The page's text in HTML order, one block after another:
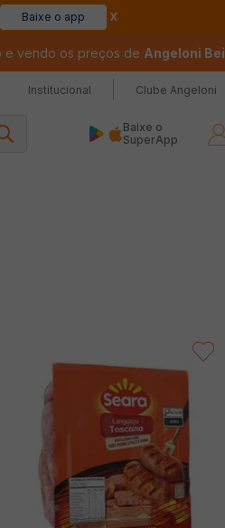
Baixe o app
e vendo os preços de Angeloni
Institucional Clube Angeloni
Baixe o
SuperApp